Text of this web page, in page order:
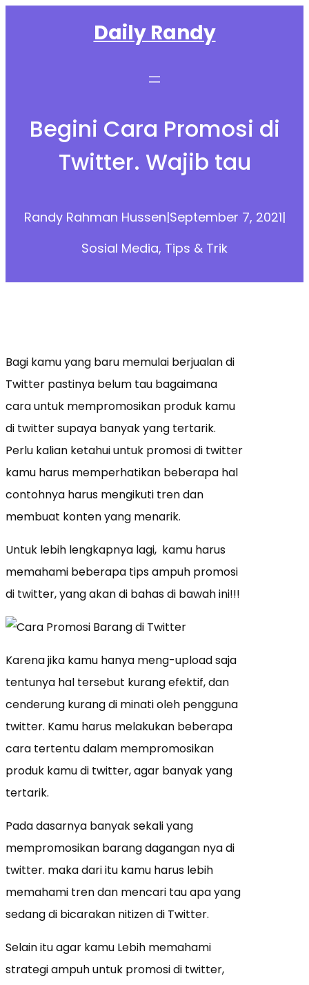
Daily Randy
Begini Cara Promosi di
Twitter. Wajib tau
Randy Rahman Hussen|September 7, 2021|
Sosial Media, Tips & Trik
Bagi kamu yang baru memulai berjualan di
Twitter pastinya belum tau bagaimana
cara untuk mempromosikan produk kamu
di twitter supaya banyak yang tertarik.
Perlu kalian ketahui untuk promosi di twitter
kamu harus memperhatikan beberapa hal
contohnya harus mengikuti tren dan
membuat konten yang menarik.
Untuk lebih lengkapnya lagi, kamu harus
memahami beberapa tips ampuh promosi
di twitter, yang akan di bahas di bawah ini!!!
Karena jika kamu hanya meng-upload saja
tentunya hal tersebut kurang efektif, dan
cenderung kurang di minati oleh pengguna
twitter. Kamu harus melakukan beberapa
cara tertentu dalam mempromosikan
produk kamu di twitter, agar banyak yang
tertarik.
Pada dasarnya banyak sekali yang
mempromosikan barang dagangan nya di
twitter. maka dari itu kamu harus lebih
memahami tren dan mencari tau apa yang
sedang di bicarakan nitizen di Twitter.
Selain itu agar kamu Lebih memahami
strategi ampuh untuk promosi di twitter,